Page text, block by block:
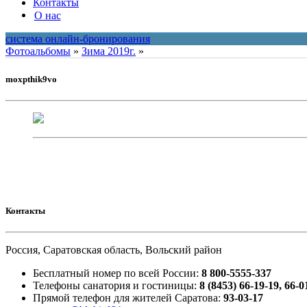
Контакты
О нас
система онлайн-бронирования
Фотоальбомы » Зима 2019г. »
moxpthik9vo
Контакты
Россия, Саратовская область, Вольский район
Бесплатный номер по всей России: 8 800-5555-337
Телефоны санатория и гостиницы: 8 (8453) 66-19-19, 66-
Прямой телефон для жителей Саратова: 93-03-17